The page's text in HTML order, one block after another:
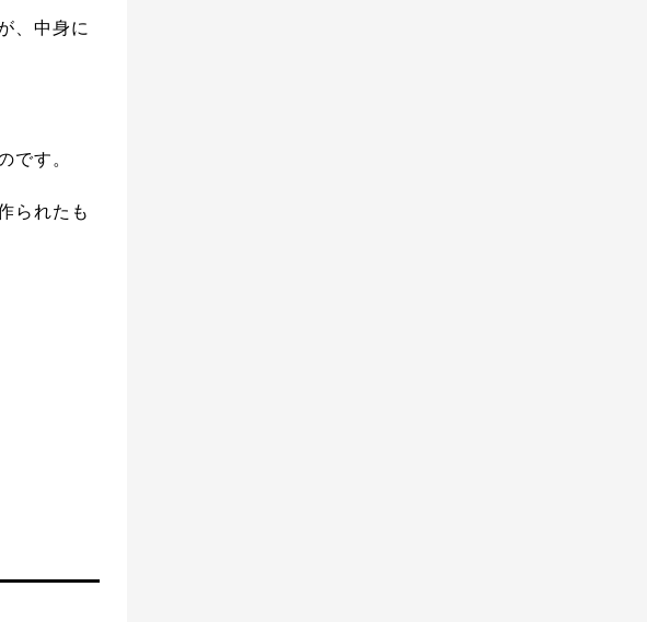
、中身に
です。
られたも